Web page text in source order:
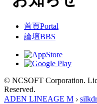
首頁Portal
論壇BBS
© NCSOFT Corporation.
Reserved.
ADEN LINEAGE M ›